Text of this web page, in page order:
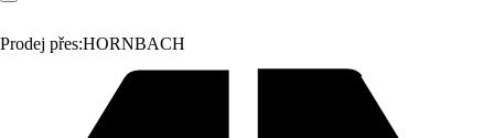
Prodej přes:HORNBACH